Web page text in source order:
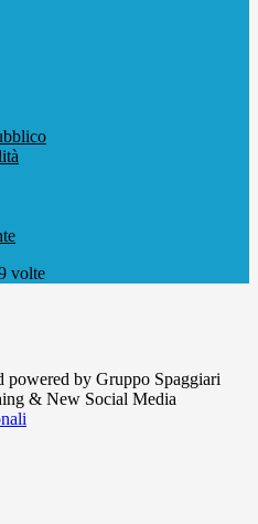
volte
powered by Gruppo Spaggiari
& New Social Media